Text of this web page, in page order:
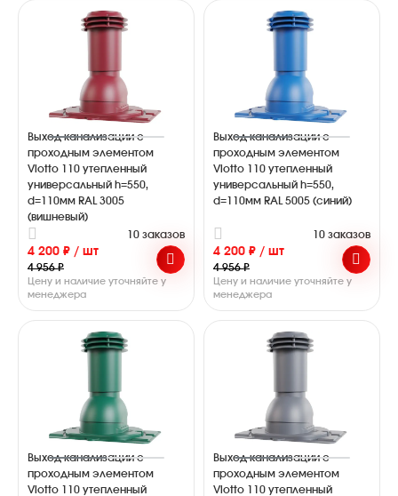
Выход канализации с
проходным элементом
Viotto 110 утепленный
универсальный h=550,
d=110мм RAL 3005
(вишневый)
10 заказов
4 200 ₽ / шт
4 956 ₽
Цену и наличие уточняйте у
менеджера
Выход канализации с
проходным элементом
Viotto 110 утепленный
универсальный h=550,
d=110мм RAL 5005 (синий)
10 заказов
4 200 ₽ / шт
4 956 ₽
Цену и наличие уточняйте у
менеджера
Выход канализации с
проходным элементом
Viotto 110 утепленный
Выход канализации с
проходным элементом
Viotto 110 утепленный